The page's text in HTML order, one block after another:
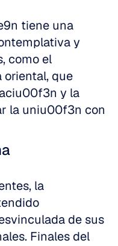
tiene una
y
como el
oriental, que
y la
la uniu00f3n con
la
de sus
Finales del